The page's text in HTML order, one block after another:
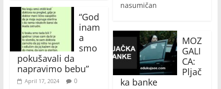
“God
inam
a
smo
pokušavali da
napravimo bebu”
April 17, 2024 0
nasumičan
MOZ
GALI
CA:
Pljač
ka banke